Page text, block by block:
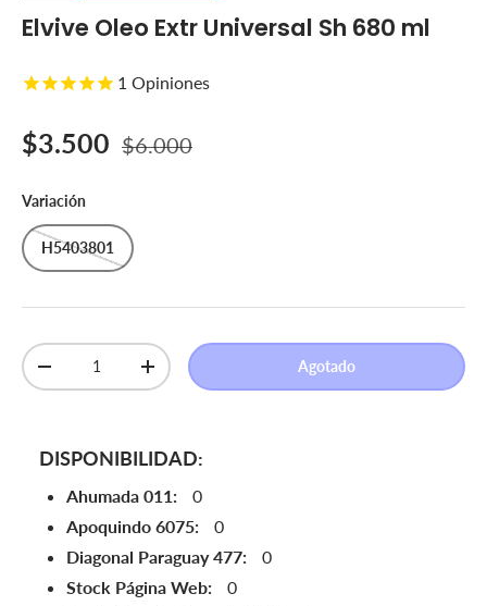
Elvive Oleo Extr Universal Sh 680 ml
1 Opiniones
Precio de venta
$3.500 Precio normal
$6.000
Variación
H5403801
Cant.
Disminuir cantidadAumentar la cantidad Agotado
DISPONIBILIDAD:
Ahumada 011:
0
Apoquindo 6075:
0
Diagonal Paraguay 477:
0
Stock Página Web:
0